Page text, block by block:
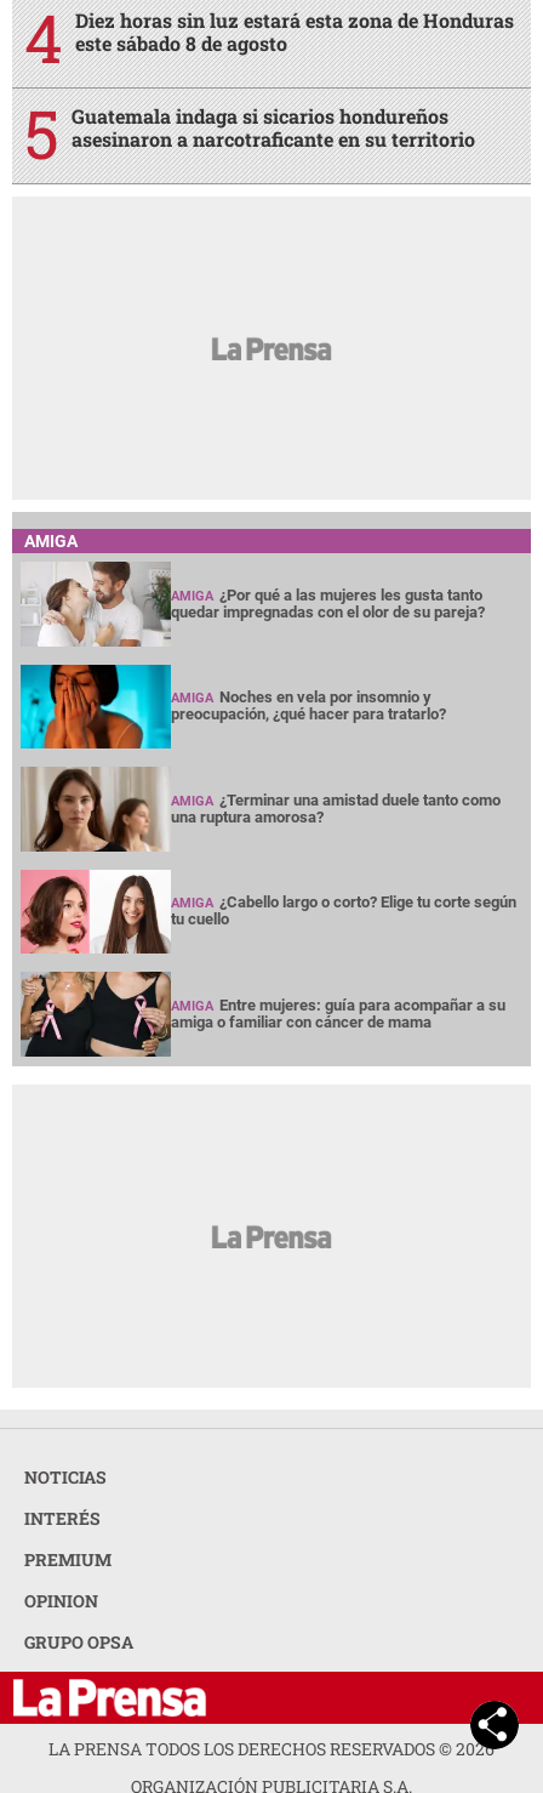
Diez horas sin luz estará esta zona de Honduras
este sábado 8 de agosto
Guatemala indaga si sicarios hondureños
asesinaron a narcotraficante en su territorio
AMIGA
AMIGA ¿Por qué a las mujeres les gusta tanto
quedar impregnadas con el olor de su pareja?
AMIGA Noches en vela por insomnio y
preocupación, ¿qué hacer para tratarlo?
AMIGA ¿Terminar una amistad duele tanto como
una ruptura amorosa?
AMIGA ¿Cabello largo o corto? Elige tu corte según
tu cuello
AMIGA Entre mujeres: guía para acompañar a su
amiga o familiar con cáncer de mama
NOTICIAS
INTERÉS
PREMIUM
OPINION
GRUPO OPSA
LA PRENSA TODOS LOS DERECHOS RESERVADOS ©2026
ORGANIZACIÓN PUBLICITARIA S.A.